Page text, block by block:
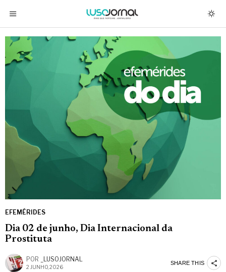
EFEMÉRIDES
Dia 02 de junho, Dia Internacional da
Prostituta
POR _LUSOJORNAL
2 JUNHO, 2026
SHARE THIS